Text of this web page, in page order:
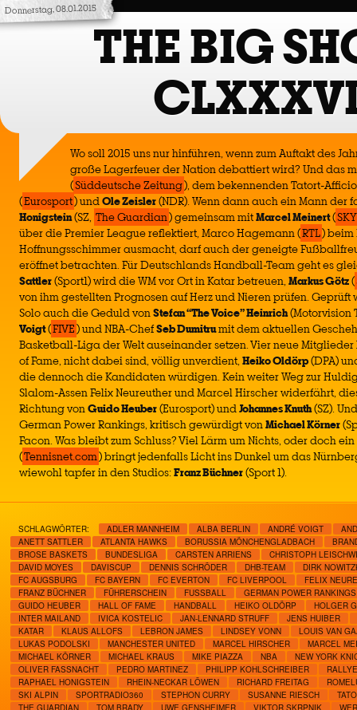
Donnerstag, 08.01.2015
THE BIG
Wo soll 2015 uns nur hinführen, wenn zum Auftakt des
große Lagerfeuer der Nation debattiert wird? Und das
(Süddeutsche Zeitung), dem bekennenden Tatort-
(Eurosport) undOle Zeisler(NDR). Wenn dann auch ein Mann der
Honigstein(SZ, The Guardian) gemeinsam mitMarcel Meinert(SKY
über die Premier League reflektiert, Marco Hagemann (RTL) beim
Hoffnungsschimmer ausmacht, darf auch der geneigte
eröffnet betrachten. Für Deutschlands Handball-Team geht es
Sattler(Sport1) wird die WM vor Ort in Katar betreuen, Markus Götz(
von ihm gestellten Prognosen auf Herz und Nieren prüfen.
Solo auch die Geduld vonStefan “The Voice” Heinrich(Motorvision
Voigt(FIVE) und NBA-ChefSeb Dumitrumit dem aktuellen
Basketball-Liga der Welt auseinander setzen. Vier neue
of Fame, nicht dabei sind, völlig unverdient, Heiko Oldörp(DPA)
die dennoch die Kandidaten würdigen. Kein weiter Weg zur
Slalom-Assen Felix Neureuther und Marcel Hirscher widerfährt,
Richtung vonGuido Heuber(Eurosport) undJohannes Knuth(SZ).
German Power Rankings, kritisch gewürdigt vonMichael Körner
Facon. Was bleibt zum Schluss? Viel Lärm um Nichts, oder doch
(Tennisnet.com) bringt jedenfalls Licht ins Dunkel um das
wiewohl tapfer in den Studios:Franz Büchner(Sport 1).
SCHLAGWÖRTER: ADLER MANNHEIM ALBA BERLIN ANDRÉ VOIGT
ANETT SATTLER
ATLANTA HAWKS BORUSSIA MÖNCHENGLADBACH
BROSE BASKETS
BUNDESLIGA CARSTEN ARRIENS
CHRISTOPH
DAVID MOYES
DAVISCUP DENNIS SCHRÖDER DHB-TEAM
DIRK
FC AUGSBURG
FC BAYERN FC EVERTON FC LIVERPOOL
FELIX
FRANZ BÜCHNER
FÜHRERSCHEIN FUSSBALL
GERMAN POWER RANKINGS
GUIDO HEUBER
HALL OF FAME HANDBALL HEIKO OLDÖRP
HOLGER
INTER MAILAND
IVICA KOSTELIC JAN-LENNARD STRUFF
JENS HUIBER
KATAR
KLAUS ALLOFS LEBRON JAMES LINDSEY VONN
LOUIS VAN
LUKAS PODOLSKI
MANCHESTER UNITED MARCEL HIRSCHER
MARCEL
MICHAEL KÖRNER
MICHAEL KRAUS MIKE PIAZZA NBA
NEW YORK
OLIVER FASSNACHT
PEDRO MARTINEZ PHILIPP KOHLSCHREIBER
RAPHAEL HONIGSTEIN
RHEIN-NECKAR LÖWEN RICHARD FREITAG
SKI ALPIN
SPORTRADIO360 STEPHON CURRY SUSANNE RIESCH
THE GUARDIAN
TOM BRADY UWE GENSHEIMER VIKTOR SKRPNIK